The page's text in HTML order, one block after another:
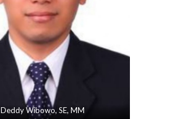
Deddy Wibowo, SE, MM